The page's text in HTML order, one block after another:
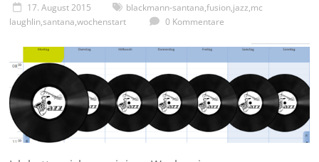
17. August 2015 blackmann-santana,fusion,jazz,mc
laughlin,santana,wochenstart 0 Kommentare